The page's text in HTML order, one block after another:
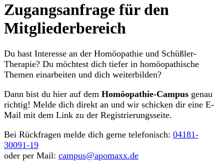
Zugangsanfrage für den
Mitgliederbereich
Du hast Interesse an der Homöopathie und Schüßler-
Therapie? Du möchtest dich tiefer in homöopathische
Themen einarbeiten und dich weiterbilden?
Dann bist du hier auf dem Homöopathie-Campus genau
richtig! Melde dich direkt an und wir schicken dir eine E-
Mail mit dem Link zu der Registrierungsseite.
Bei Rückfragen melde dich gerne telefonisch: 04181-
30091-19
oder per Mail: campus@apomaxx.de